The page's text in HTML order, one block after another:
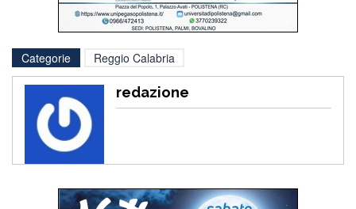
Categorie Reggio Calabria
redazione